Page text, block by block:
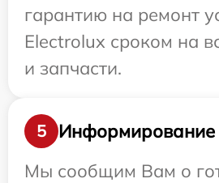
гарантию на ремонт
Electrolux сроком на
и запчасти.
5
Информирование
Мы сообщим Вам о